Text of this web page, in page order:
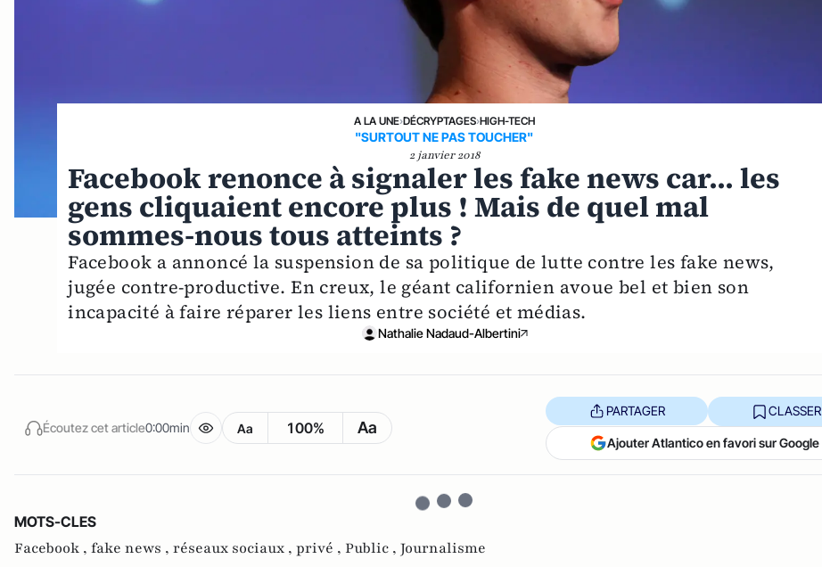
A LA UNE›DÉCRYPTAGES›HIGH-TECH
"SURTOUT NE PAS TOUCHER"
2 janvier 2018
Facebook renonce à signaler les fake news car... les
gens cliquaient encore plus ! Mais de quel mal
sommes-nous tous atteints ?
Facebook a annoncé la suspension de sa politique de lutte contre les fake news,
jugée contre-productive. En creux, le géant californien avoue bel et bien son
incapacité à faire réparer les liens entre société et médias.
Nathalie Nadaud-Albertini
Écoutez cet article0:00min Aa 100% Aa
PARTAGER CLASSER
Ajouter Atlantico en favori sur Google
MOTS-CLES
Facebook , fake news , réseaux sociaux , privé , Public , Journalisme